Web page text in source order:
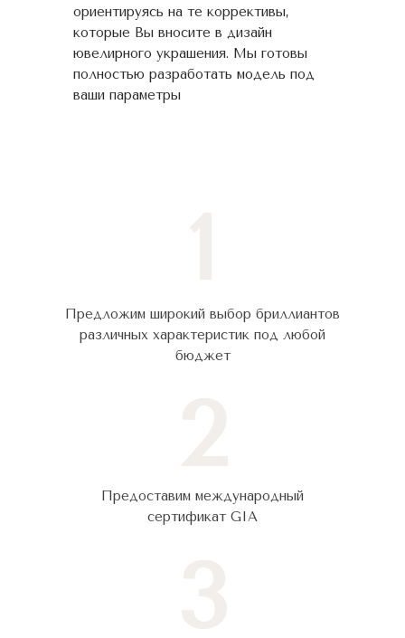
ориентируясь на те коррективы,
которые Вы вносите в дизайн
ювелирного украшения. Мы готовы
полностью разработать модель под
ваши параметры
Предложим широкий выбор бриллиантов
различных характеристик под любой
бюджет
Предоставим международный
сертификат GIA